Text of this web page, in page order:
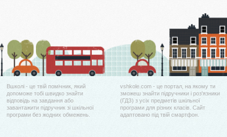
Вшколі - це твій помічник, який
допоможе тобі швидко знайти
відповідь на завдання або
завантажити підручник зі шкільної
програми без жодних обмежень.
vshkole.com - це портал, на якому ти
зможеш знайти підручники і роз'язники
(ГДЗ) з усіх предметів шкільної
програми для різних класів. Сайт
адаптовано під твій смартфон.